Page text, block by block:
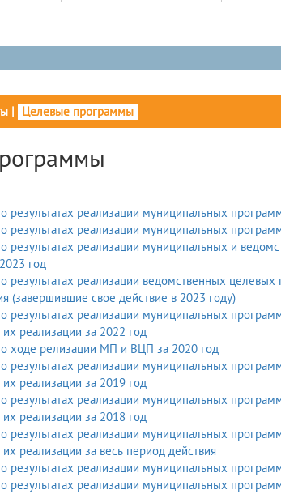
| Целевые программы
результатах реализации муниципальных
результатах реализации муниципальных
результатах реализации муниципальных и
год
результатах реализации ведомственных
(завершившие свое действие в 2023 году)
результатах реализации муниципальных
эффективности их реализации за 2022 год
ходе релизации МП и ВЦП за 2020 год
результатах реализации муниципальных
эффективности их реализации за 2019 год
результатах реализации муниципальных
эффективности их реализации за 2018 год
результатах реализации муниципальных
реализации за весь период действия
результатах реализации муниципальных
результатах реализации муниципальных